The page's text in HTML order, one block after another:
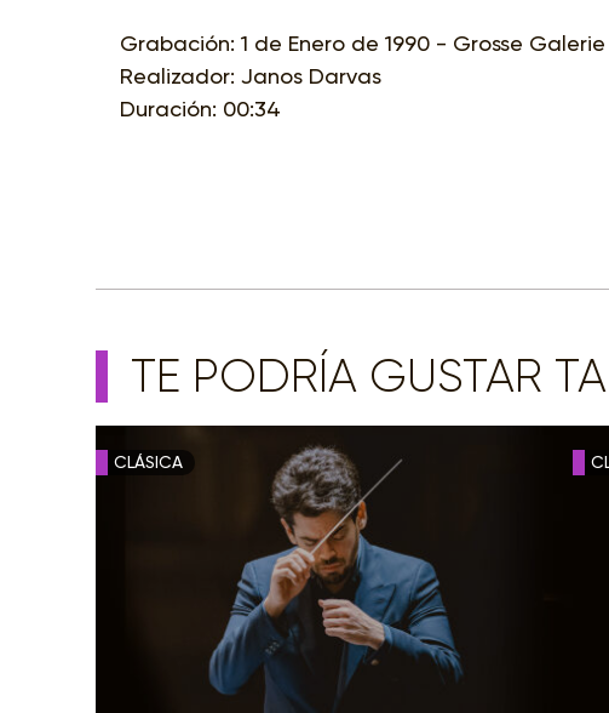
Grabación: 1 de Enero de 1990 - Grosse Galerie
Realizador: Janos Darvas
Duración: 00:34
TE PODRÍA GUSTAR
CLÁSICA